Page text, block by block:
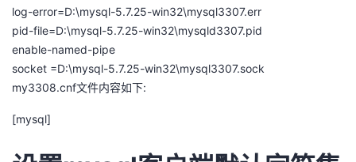
log-error=D:\mysql-5.7.25-win32\mysql3307.err
pid-file=D:\mysql-5.7.25-win32\mysqld3307.pid
enable-named-pipe
socket =D:\mysql-5.7.25-win32\mysql3307.sock
my3308.cnf文件内容如下:
[mysql]